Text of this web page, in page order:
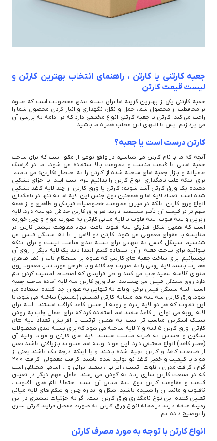
جعبه کارتنی یا کارتن ، راهنمای انتخاب بهترین کارتن و
لیست قیمت کارتن
جعبه کارتنی یکی از بهترین گزینه ها برای بسته بندی محصولات است که علاوه
بر محافظت از محصول شما، حمل و نقل، نگهداری و انبار کردن محصول شما را
راحت می کند. کارتن یا جعبه کارتنی انواع مختلفی دارد که در ادامه به بررسی آن
می پردازیم. پس تا انتهای این مطلب همراه ما باشید.
کارتن درست است یا جعبه؟
آنچه که ما با نام کارتن می شناسیم در واقع نوعی از مقوا است که برای ساخت
جعبه هایی با قیمت مناسب و مقاومت بالا استفاده می شود، اما در فرهنگ
عامیانه و بازار جعبه های ساخته شده از کارتن را به اختصار «کارتن» می نامیم.
برای اینکه علت نامگذاری انواع کارتن را بدانیم لازم است ابتدا با اجزای تشکیل
دهنده یک ورق کارتن آشنا شویم: کارتن یا ورق کارتن از چند لایه کاغذ تشکیل
شده است. تعداد لایه ها و همچنین نوع جنس این لایه ها نه تنها در نامگذاری
انواع ورق کارتن، بلکه در میزان مقاومت، خصوصیات فیزیکی و ظاهری و از همه
مهم تر در قیمت آن تأثیر مستقیم دارند. هر ورق کارتن حداقل دو لایه دارد: لایه
زیرین و لایه فلوت. لایه فلوت یا لایه میانی کارتن به صورت مواج و چین خورده
است که همین شکل فیزیکی لایه فلوت باعث ایجاد مقاومت بیشتر کارتن در
مقایسه با مقوای معمولی می شود. کارتن دو لاهی را با نام سینگل فیس می
شناسیم. سینگل فیس به تنهایی برای بسته بندی مناسب نیست و برای اینکه
بتوانیم برای ساخت جعبه از آن استفاده کنیم، ابتدا باید یک لایه دیگر را روی آن
بچسبانیم. برای ساخت جعبه های کارتنی که علاوه بر استحکام بالا، از نظر ظاهری
هم زیبا باشند لایه رویی را به صورت جداگانه و با طراحی مورد نیاز، معمولا روی
مقوای گلاسه سفید چاپ می کنند و طی فرایندی که اصطلاحا لمینیت کردن نام
دارد روی سینگل فیس می چسبانند. حالا ورق کارتن سه لایه آماده ساخت جعبه
است. البته سینگل فیس برخی اوقات به تنهایی به عنوان جدا کننده استفاده می
شود. ورق کارتن سه لایه هم مشابه کارتن لمینیتی (لمینتی) ساخته می شود، با
این تفاوت که هر دو لایه زیره و رویه از جنس کاغذ کرافت هستند. البته برای
لایه رویه می توان از کاغذ سفید هم استفاده کرد که برای اعمال چاپ به روش
سیلک اسکرین مناسب تر است. به همین ترتیب با افزایش تعداد لایه های
کارتن، ورق کارتن 5 لایه و 7 لایه ساخته می شود که برای بسته بندی محصولات
سنگین و حساس به ضربه مناسب هستند. لایه های کارتن و مواد اولیه آن
(خمیر کاغذ) انواع مختلفی دارد. این مواد اولیه هم میتواند بازیافتی باشند یعنی
از ضایعات کاغذ و کارتن تهیه شده باشند و یا اینکه درجه یک باشند یعنی از
مواد با کیفیت و خمیر کاغذ نو تولید شده باشند. کرافت معمولی، کرافت 200
گرم ، کرافت مدرن ، فلوت ، تست ، ایرانی ، سفید ایرانی و ... اسامی مختلفی است
که در صنعت کارتن سازی زیاد به گوش می رسند. عامل مهم دیگر در تعیین
قیمت و مقاومت کارتن نوع لایه میانی آن است. احتمالا نام های Eفلوت ،
Cفلوت و مانند آن را شنیده باشید. شکل و اندازه چین و شکم های لایه میانی
تعیین کننده این نوع نامگذاری ورق کارتن است. اگر به جزئیات بیشتری در این
زمینه علاقه دارید در مقاله انواع ورق کارتن به صورت مفصل فرایند کارتن سازی
را توضیح داده ایم.
انواع کارتن با توجه به مورد مصرف کارتن